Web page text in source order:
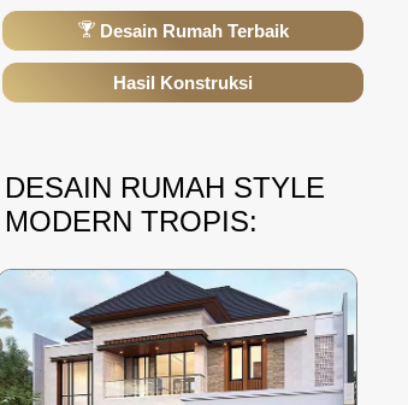
Desain Rumah Terbaik
Hasil Konstruksi
DESAIN RUMAH STYLE
MODERN TROPIS: